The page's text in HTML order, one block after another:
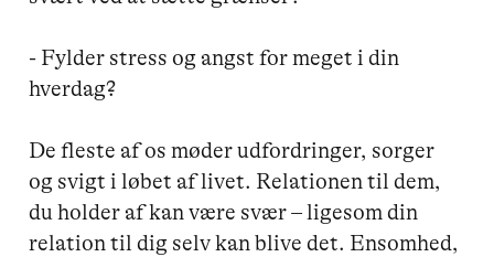
- Fylder stress og angst for meget i din
hverdag?
De fleste af os møder udfordringer, sorger
og svigt i løbet af livet. Relationen til dem,
du holder af kan være svær – ligesom din
relation til dig selv kan blive det. Ensomhed,